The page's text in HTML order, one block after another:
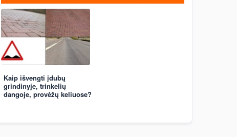
Kaip išvengti įdubų
grindinyje, trinkelių
dangoje, provėžų keliuose?